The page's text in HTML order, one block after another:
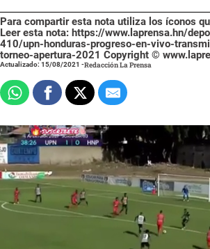
Para compartir esta nota utiliza los íconos
Leer esta nota: https://www.laprensa.hn/
410/upn-honduras-progreso-en-vivo-
torneo-apertura-2021 Copyright ©
Actualizado: 15/08/2021 -Redacción La Prensa